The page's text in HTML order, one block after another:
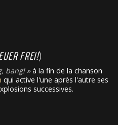
FREI!)
bang! à la fin de la chanson
qui active l'une après l'autre ses
successives.